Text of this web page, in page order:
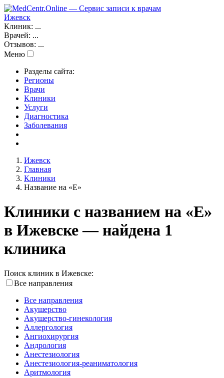
Ижевск
Клиник: ...
Врачей: ...
Отзывов: ...
Меню
Разделы сайта:
Регионы
Врачи
Клиники
Услуги
Диагностика
Заболевания
Ижевск
Главная
Клиники
Название на «Е»
Клиники с названием на «Е»
в Ижевске — найдена 1
клиника
Поиск клиник в Ижевске:
Все направления
Все направления
Акушерство
Акушерство-гинекология
Аллергология
Ангиохирургия
Андрология
Анестезиология
Анестезиология-реаниматология
Аритмология